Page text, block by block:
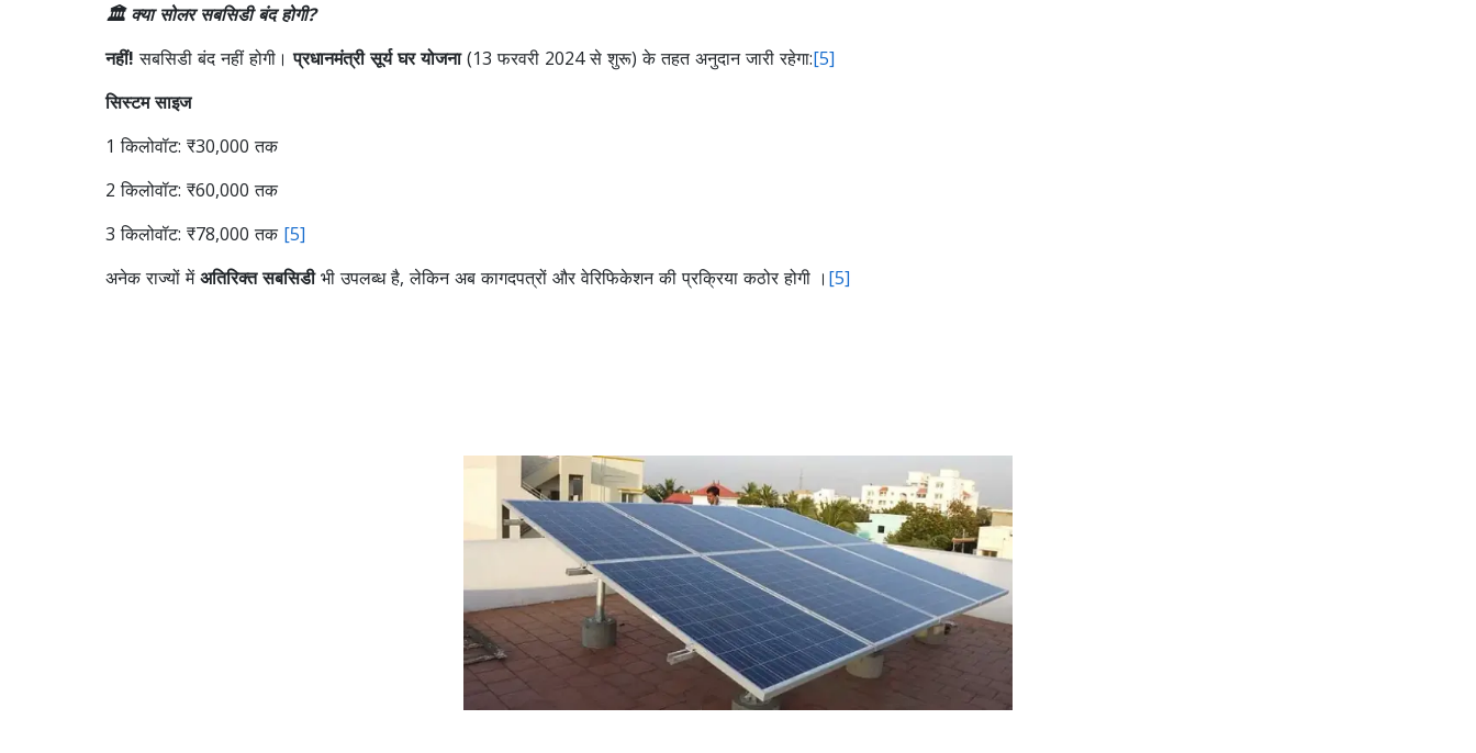
🏛️ क्या सोलर सबसिडी बंद होगी?
नहीं! सबसिडी बंद नहीं होगी।प्रधानमंत्री सूर्य घर योजना(13 फरवरी 2024 से शुरू) के तहत अनुदान जारी रहेगा:[5]
सिस्टम साइज
1 किलोवॉट: ₹30,000 तक
2 किलोवॉट: ₹60,000 तक
3 किलोवॉट: ₹78,000 तक [5]
अनेक राज्यों मेंअतिरिक्त सबसिडीभी उपलब्ध है, लेकिन अब कागदपत्रों और वेरिफिकेशन की प्रक्रिया कठोर होगी । [5]